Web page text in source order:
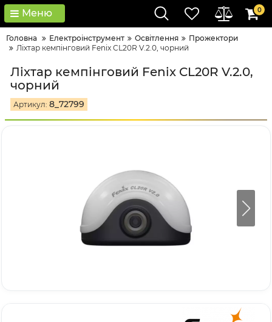
Меню 0
Головна Електроінструмент Освітлення
Прожектори
Ліхтар кемпінговий Fenix CL20R V.2.0, чорний
Ліхтар кемпінговий Fenix CL20R V.2.0,
чорний
Артикул: 8_72799